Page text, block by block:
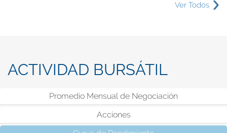
Ver Todos
ACTIVIDAD BURSÁTIL
Promedio Mensual de Negociación
Acciones